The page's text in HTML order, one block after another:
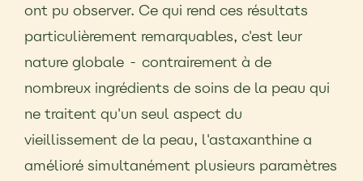
ont pu observer. Ce qui rend ces résultats
particulièrement remarquables, c'est leur
nature globale - contrairement à de
nombreux ingrédients de soins de la peau qui
ne traitent qu'un seul aspect du
vieillissement de la peau, l'astaxanthine a
amélioré simultanément plusieurs paramètres